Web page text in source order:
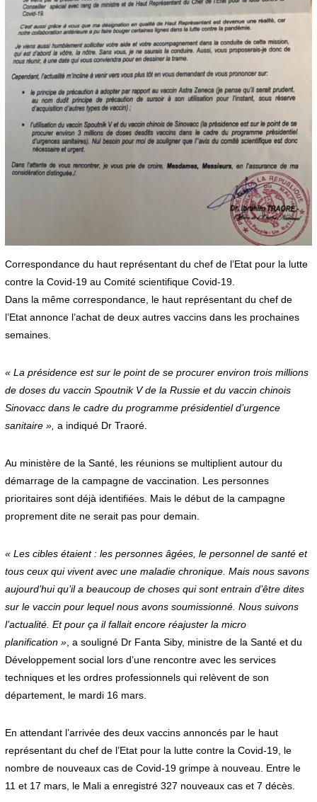
Correspondance du haut représentant du chef de l’Etat pour la lutte
contre la Covid-19 au Comité scientifique Covid-19.
Dans la même correspondance, le haut représentant du chef de
l’Etat annonce l’achat de deux autres vaccins dans les prochaines
semaines.
« La présidence est sur le point de se procurer environ trois millions
de doses du vaccin Spoutnik V de la Russie et du vaccin chinois
Sinovacc dans le cadre du programme présidentiel d’urgence
sanitaire », a indiqué Dr Traoré.
Au ministère de la Santé, les réunions se multiplient autour du
démarrage de la campagne de vaccination. Les personnes
prioritaires sont déjà identifiées. Mais le début de la campagne
proprement dite ne serait pas pour demain.
« Les cibles étaient : les personnes âgées, le personnel de santé et
tous ceux qui vivent avec une maladie chronique. Mais nous savons
aujourd’hui qu’il a beaucoup de choses qui sont entrain d’être dites
sur le vaccin pour lequel nous avons soumissionné. Nous suivons
l’actualité. Et pour ça il fallait encore réajuster la micro
planification », a souligné Dr Fanta Siby, ministre de la Santé et du
Développement social lors d’une rencontre avec les services
techniques et les ordres professionnels qui relèvent de son
département, le mardi 16 mars.
En attendant l’arrivée des deux vaccins annoncés par le haut
représentant du chef de l’Etat pour la lutte contre la Covid-19, le
nombre de nouveaux cas de Covid-19 grimpe à nouveau. Entre le
11 et 17 mars, le Mali a enregistré 327 nouveaux cas et 7 décès.